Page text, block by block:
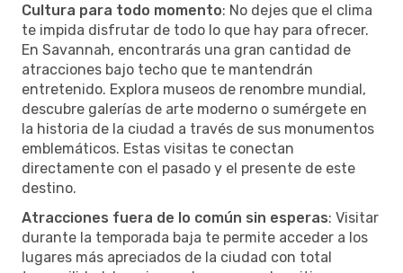
Cultura para todo momento: No dejes que el clima
te impida disfrutar de todo lo que hay para ofrecer.
En Savannah, encontrarás una gran cantidad de
atracciones bajo techo que te mantendrán
entretenido. Explora museos de renombre mundial,
descubre galerías de arte moderno o sumérgete en
la historia de la ciudad a través de sus monumentos
emblemáticos. Estas visitas te conectan
directamente con el pasado y el presente de este
destino.
Atracciones fuera de lo común sin esperas: Visitar
durante la temporada baja te permite acceder a los
lugares más apreciados de la ciudad con total